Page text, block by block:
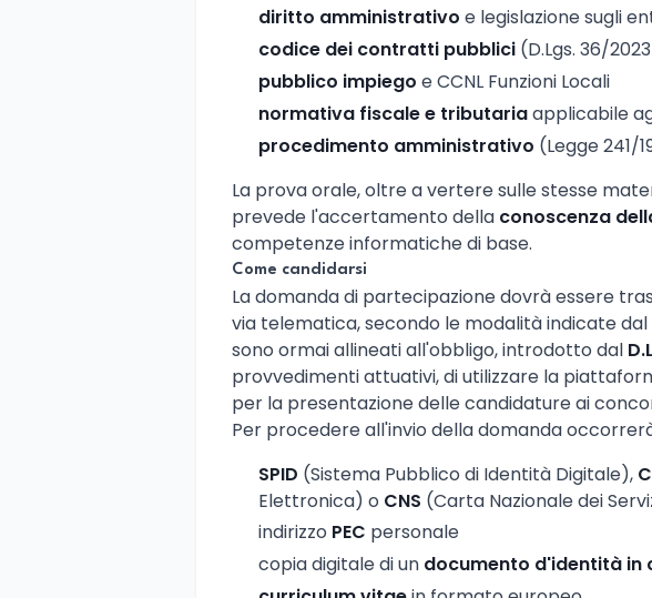
diritto amministrativo e legislazione sugli
codice dei contratti pubblici (D.Lgs. 36/
pubblico impiego e CCNL Funzioni Locali
normativa fiscale e tributariaapplicabile
procedimento amministrativo (Legge 241/
La prova orale, oltre a vertere sulle stesse
prevede l'accertamento della conoscenza
competenze informatiche di base.
Come candidarsi
La domanda di partecipazione dovrà essere
via telematica, secondo le modalità indicate dal
sono ormai allineati all'obbligo, introdotto dal
provvedimenti attuativi, di utilizzare la
per la presentazione delle candidature ai
Per procedere all'invio della domanda
SPID (Sistema Pubblico di Identità Digitale),
Elettronica) o CNS (Carta Nazionale dei
indirizzo PEC personale
copia digitale di un documento d'identità in